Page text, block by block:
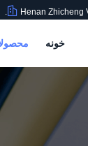
Henan Zhicheng
خونه